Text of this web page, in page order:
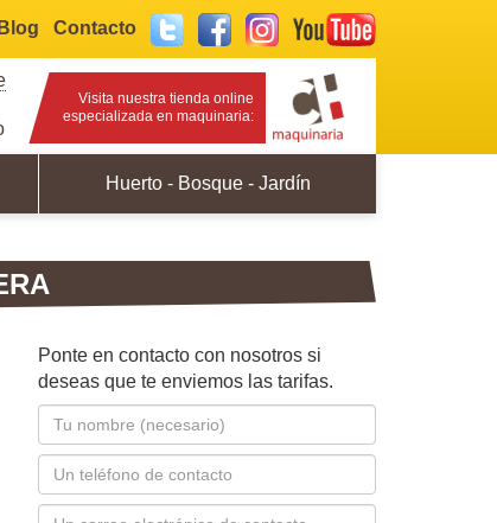
Blog Contacto Twitter FacebookInstagram
Visita nuestra tienda online
especializada en maquinaria:
Huerto - Bosque - Jardín
Ponte en contacto con nosotros si
deseas que te enviemos las tarifas.
Nombre
*
Teléfono
Correo